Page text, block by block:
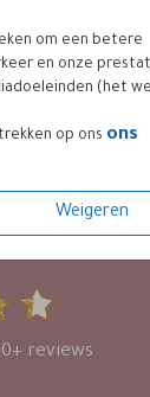
om een betere
en onze
(het
op ons ons
Weigeren
reviews